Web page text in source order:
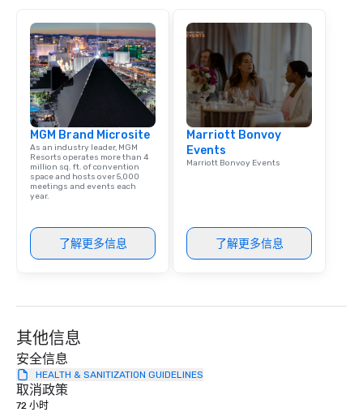
MGM Brand Microsite
As an industry leader, MGM
Resorts operates more than 4
million sq. ft. of convention
space and hosts over 5,000
meetings and events each
year.
了解更多信息
Marriott Bonvoy
Events
Marriott Bonvoy Events
了解更多信息
其他信息
安全信息
HEALTH & SANITIZATION GUIDELINES
取消政策
72 小时